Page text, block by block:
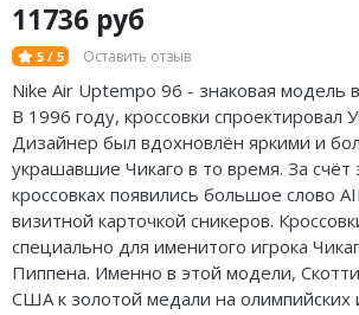
11736 руб
5 / 5 Оставить отзыв
Nike Air Uptempo 96 - знаковая модель
В 1996 году, кроссовки спроектировал
Дизайнер был вдохновлён яркими и
украшавшие Чикаго в то время. За счёт
кроссовках появились большое слово
визитной карточкой сникеров.
специально для именитого игрока
Пиппена. Именно в этой модели,
США к золотой медали на олимпийских
Air Jordan 37
Air Jordan 36
Air Jordan 1
Air Jordan 3
Air Jordan 4
Air Jordan 5
adidas Adizero
adidas Harden
adidas Dame
adidas AE
Adidas Yeezy Boost 350 V2